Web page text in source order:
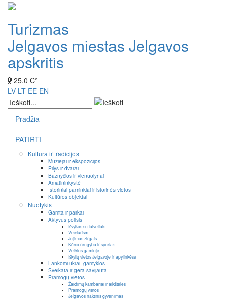
Turizmas
Jelgavos miestas Jelgavos
apskritis
25.0 C°
LV LT EE EN
Pradžia
PATIRTI
Kultūra ir tradicijos
Muziejai ir ekspozicijos
Pilys ir dvarai
Bažnyčios ir vienuolynai
Amatininkystė
Istoriniai paminklai ir istorinės vietos
Kultūros objektai
Nuotykis
Gamta ir parkai
Aktyvus poilsis
Išvykos su laiveliais
Veeturism
Jojimas žirgais
Kūno rengyba ir sportas
Veiklos gamtoje
Iškylų vietos Jelgavoje ir apylinkėse
Lankomi ūkiai, gamyklos
Sveikata ir gera savijauta
Pramogų vietos
Žaidimų kambariai ir aikštelės
Pramogų vietos
Jelgavos naktinis gyvenimas